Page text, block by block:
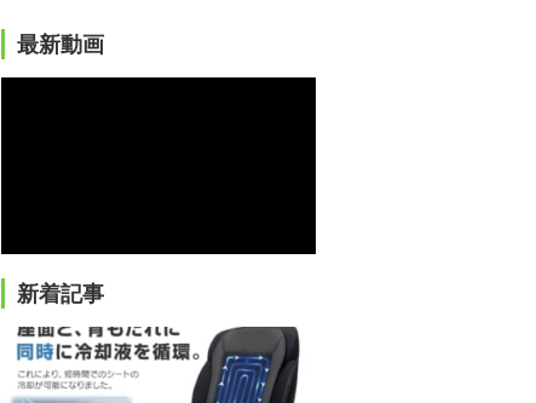
最新動画
新着記事